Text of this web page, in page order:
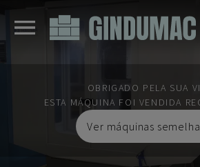
OBRIGADO PELA SUA
ESTA MÁQUINA FOI VENDIDA
Ver máquinas